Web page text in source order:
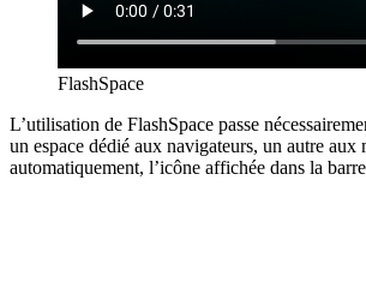
FlashSpace
L’utilisation de FlashSpace passe
un espace dédié aux navigateurs, un autre aux
automatiquement, l’icône affichée dans la